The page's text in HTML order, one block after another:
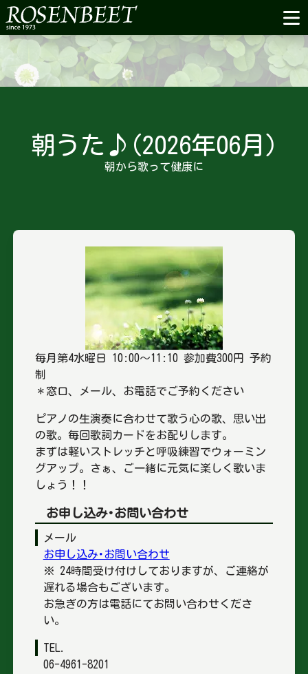
朝うた♪(2026年06月)
朝から歌って健康に
毎月第4水曜日 10:00～11:10 参加費300円 予約
制
＊窓口、メール、お電話でご予約ください
ピアノの生演奏に合わせて歌う心の歌、思い出
の歌。毎回歌詞カードをお配りします。
まずは軽いストレッチと呼吸練習でウォーミン
グアップ。さぁ、ご一緒に元気に楽しく歌いま
しょう！！
お申し込み･お問い合わせ
メール
お申し込み･お問い合わせ
※ 24時間受け付けしておりますが、ご連絡が
遅れる場合もございます。
お急ぎの方は電話にてお問い合わせくださ
い。
TEL.
06-4961-8201